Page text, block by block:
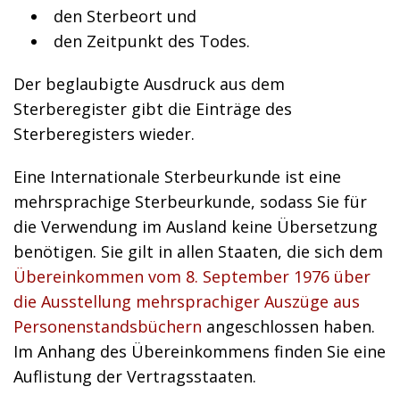
den Sterbeort und
den Zeitpunkt des Todes.
Der beglaubigte Ausdruck aus dem
Sterberegister gibt die Einträge des
Sterberegisters wieder.
Eine Internationale Sterbeurkunde ist eine
mehrsprachige Sterbeurkunde, sodass Sie für
die Verwendung im Ausland keine Übersetzung
benötigen. Sie gilt in allen Staaten, die sich dem
Übereinkommen vom 8. September 1976 über
die Ausstellung mehrsprachiger Auszüge aus
Personenstandsbüchern angeschlossen haben.
Im Anhang des Übereinkommens finden Sie eine
Auflistung der Vertragsstaaten.